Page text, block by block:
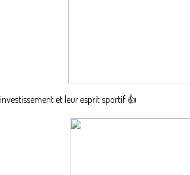
et leur esprit sportif 👍